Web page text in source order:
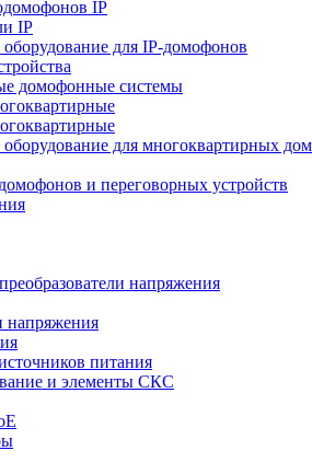
IP
IP
для IP-домофонов
домофонные системы
для многоквартирных
и переговорных устройств
напряжения
напряжения
питания
и элементы СКС